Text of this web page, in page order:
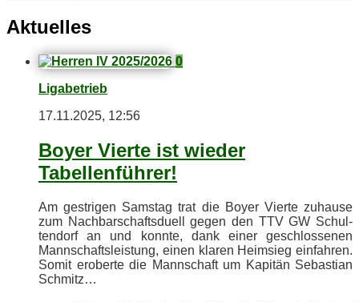
Aktuelles
0
Ligabetrieb
17.11.2025, 12:56
Boy­er Vier­te ist wie­der
Tabellenführer!
Am gest­ri­gen Sams­tag trat die Boy­er Vier­te zu­hau­se
zum Nach­bar­schafts­du­ell ge­gen den TTV GW Schul­
ten­dorf an und konn­te, dank ei­ner ge­schlos­se­nen
Mann­schafts­leis­tung, ei­nen kla­ren Heim­sieg ein­fah­ren.
So­mit er­ober­te die Mann­schaft um Ka­pi­tän Se­bas­ti­an
Schmitz…